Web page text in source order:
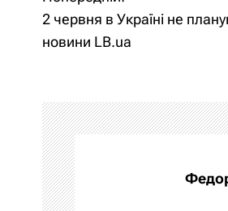
а
і
г
а
2 червня в Україні не
новини LB.ua